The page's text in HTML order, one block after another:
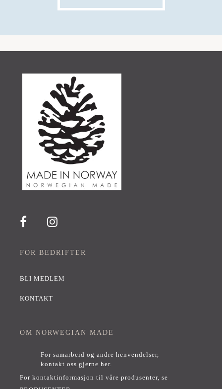
FOR BEDRIFTER
BLI MEDLEM
KONTAKT
OM NORWEGIAN MADE
For samarbeid og andre henvendelser,
kontakt oss gjerne her.
For kontaktinformasjon til våre produsenter, se